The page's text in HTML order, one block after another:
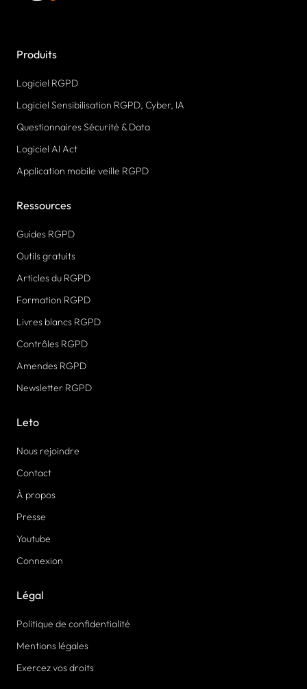
Produits
Logiciel RGPD
Logiciel Sensibilisation RGPD, Cyber, IA
Questionnaires Sécurité & Data
Logiciel AI Act
Application mobile veille RGPD
Ressources
Guides RGPD
Outils gratuits
Articles du RGPD
Formation RGPD
Livres blancs RGPD
Contrôles RGPD
Amendes RGPD
Newsletter RGPD
Leto
Nous rejoindre
Contact
À propos
Presse
Youtube
Connexion
Légal
Politique de confidentialité
Mentions légales
Exercez vos droits